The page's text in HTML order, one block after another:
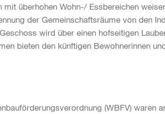
überhohen Wohn-/ Essbereichen
der Gemeinschaftsräume von den
wird über einen hofseitigen
bieten den künftigen Bewohnerinnen
(WBFV) waren